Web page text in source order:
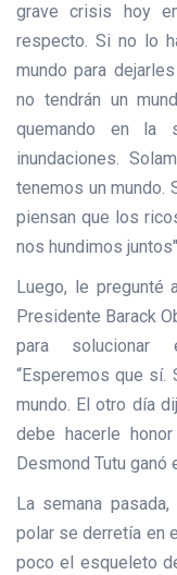
grave crisis hoy
respecto. Si no lo
mundo para
no tendrán un
quemando en la
inundaciones.
tenemos un mundo.
piensan que los
nos hundimos
Luego, le pregunté
Presidente Barack
para solucionar
“Esperemos que sí.
mundo. El otro día
debe hacerle
Desmond Tutu ganó
La semana
polar se derretía en
poco el esqueleto